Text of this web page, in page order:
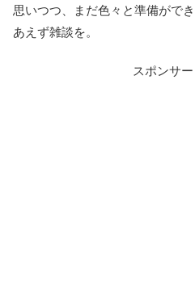
思いつつ、まだ色々と準備がで
あえず雑談を。
スポンサ